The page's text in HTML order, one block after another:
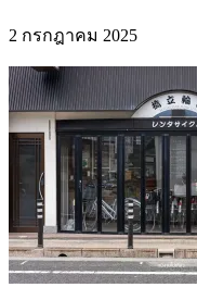
2 กรกฎาคม 2025